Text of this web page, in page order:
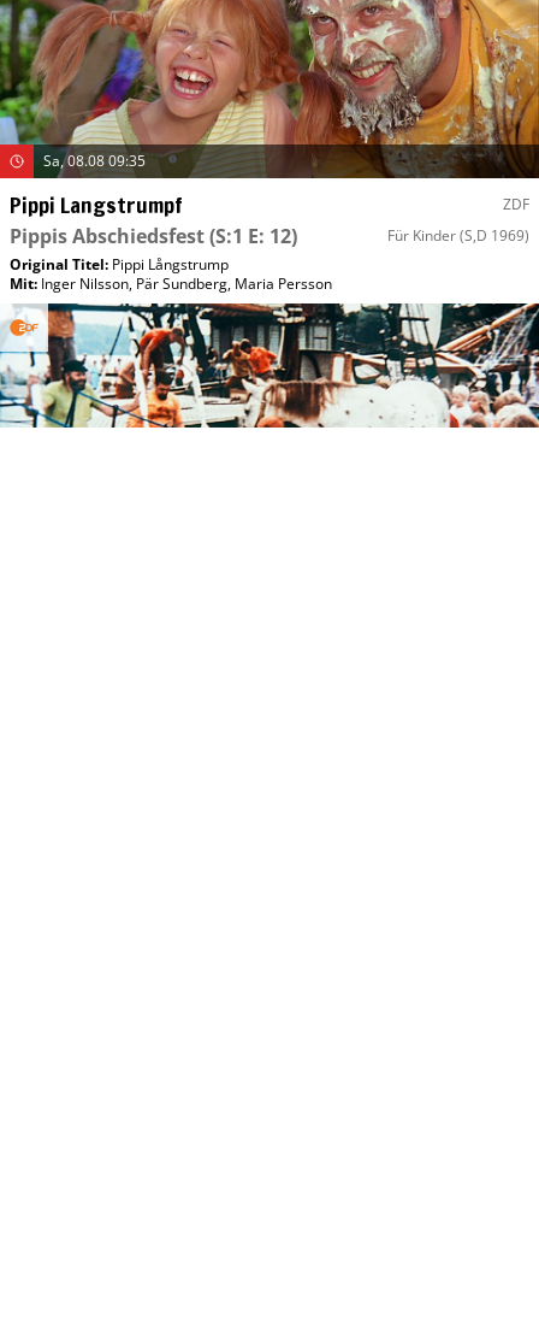
Sa, 08.08 09:35
Pippi Langstrumpf ZDF
Pippis Abschiedsfest(S:1 E: 12) Für Kinder(S,D 1969)
Original Titel: Pippi Långstrump
Mit: Inger Nilsson, Pär Sundberg, Maria Persson